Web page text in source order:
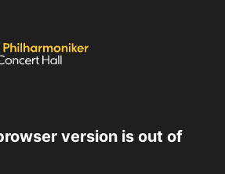
version is out of